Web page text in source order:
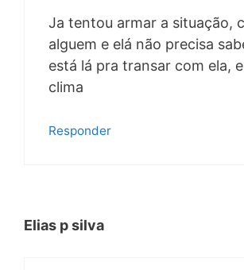
Ja tentou armar a situação,
alguem e elá não precisa
está lá pra transar com ela,
clima
Responder
Elias p silva